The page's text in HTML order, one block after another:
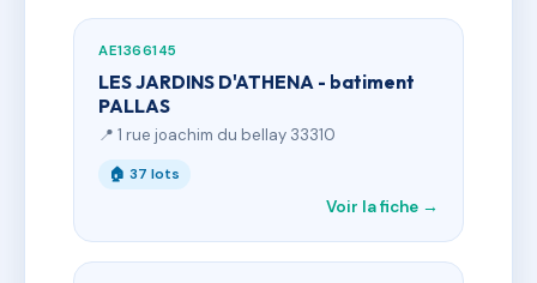
AE1366145
LES JARDINS D'ATHENA - batiment
PALLAS
📍 1 rue joachim du bellay 33310
🏠 37 lots
Voir la fiche →